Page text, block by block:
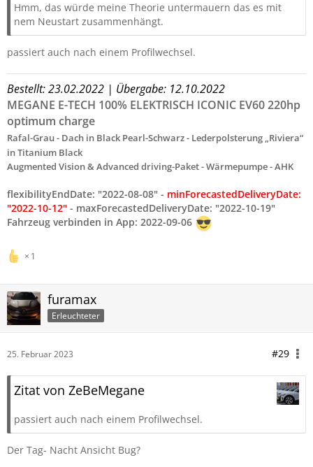
Hmm, das würde meine Theorie untermauern das es mit
nem Neustart zusammenhängt.
passiert auch nach einem Profilwechsel.
Bestellt: 23.02.2022 | Übergabe: 12.10.2022
MEGANE E-TECH 100% ELEKTRISCH ICONIC EV60 220hp
optimum charge
Rafal-Grau - Dach in Black Pearl-Schwarz - Lederpolsterung „Riviera“
in Titanium Black
Augmented Vision & Advanced driving-Paket - Wärmepumpe - AHK
flexibilityEndDate: "2022-08-08" - minForecastedDeliveryDate:
"2022-10-12" - maxForecastedDeliveryDate: "2022-10-19"
Fahrzeug verbinden in App: 2022-09-06
1
furamax
Erleuchteter
25. Februar 2023 #29
Zitat von ZeBeMegane
passiert auch nach einem Profilwechsel.
Der Tag- Nacht Ansicht Bug?